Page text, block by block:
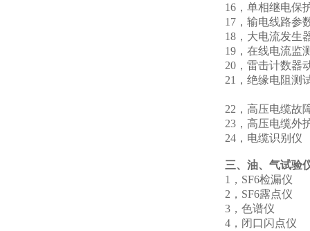
16，单相继
17，输电线
18，大电
19，在线
20，雷击
21，绝缘
22，高压
23，高压
24，电
三、油、气试验
1，SF6
2，SF6露点
3，色谱仪
4，闭口闪